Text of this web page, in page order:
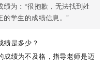
绩为：“很抱歉，无法找到姓
的学生的成绩信息。”
绩是多少？
成绩为不及格，指导老师是迈